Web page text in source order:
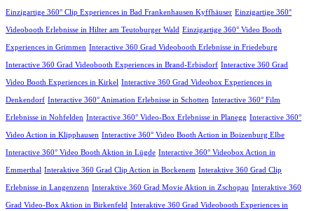
Einzigartige 360° Clip Experiences in Bad Frankenhausen Kyffhäuser Einzigartige 360°
Videobooth Erlebnisse in Hilter am Teutoburger Wald Einzigartige 360° Video Booth
Experiences in Grimmen Interactive 360 Grad Videobooth Erlebnisse in Friedeburg
Interactive 360 Grad Videobooth Experiences in Brand-Erbisdorf Interactive 360 Grad
Video Booth Experiences in Kirkel Interactive 360 Grad Videobox Experiences in
Denkendorf Interactive 360° Animation Erlebnisse in Schotten Interactive 360° Film
Erlebnisse in Nohfelden Interactive 360° Video-Box Erlebnisse in Planegg Interactive 360°
Video Action in Klipphausen Interactive 360° Video Booth Action in Boizenburg Elbe
Interactive 360° Video Booth Aktion in Lügde Interactive 360° Videobox Action in
Emmerthal Interaktive 360 Grad Clip Action in Bockenem Interaktive 360 Grad Clip
Erlebnisse in Langenzenn Interaktive 360 Grad Movie Aktion in Zschopau Interaktive 360
Grad Video-Box Aktion in Birkenfeld Interaktive 360 Grad Videobooth Experiences in